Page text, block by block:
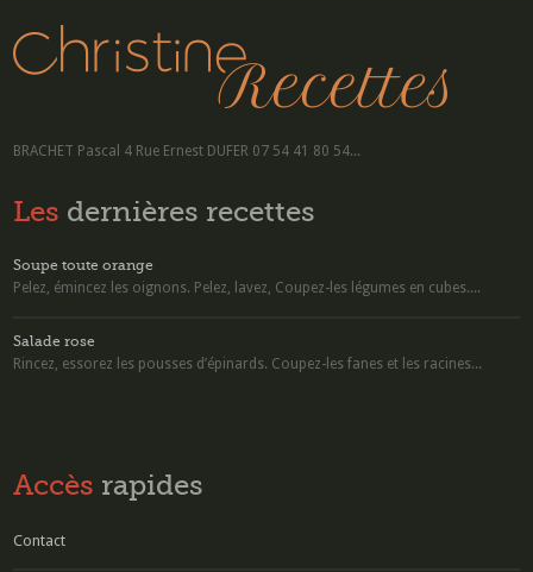
BRACHET Pascal 4 Rue Ernest DUFER 07 54 41 80 54...
Les dernières recettes
Soupe toute orange
Pelez, émincez les oignons. Pelez, lavez, Coupez-les légumes en cubes....
Salade rose
Rincez, essorez les pousses d’épinards. Coupez-les fanes et les racines...
Accès rapides
Contact